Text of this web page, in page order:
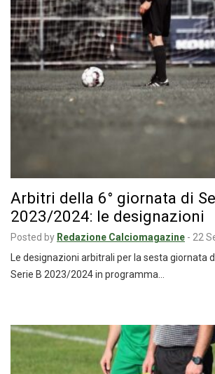
Arbitri della 6° giornata di
2023/2024: le designazioni
Posted by Redazione Calciomagazine - 22
Le designazioni arbitrali per la sesta giornata
Serie B 2023/2024 in programma…